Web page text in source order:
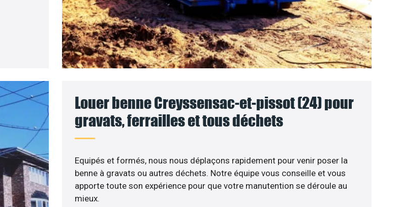
Louer benne Creyssensac-et-pissot (24) pour
gravats, ferrailles et tous déchets
Equipés et formés, nous nous déplaçons rapidement pour venir poser la
benne à gravats ou autres déchets. Notre équipe vous conseille et vous
apporte toute son expérience pour que votre manutention se déroule au
mieux.